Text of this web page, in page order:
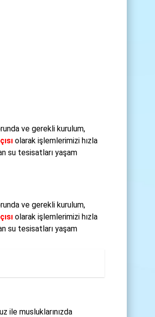
ve gerekli kurulum,
olarak işlemlerimizi hızla
su tesisatları yaşam
ve gerekli kurulum,
olarak işlemlerimizi hızla
su tesisatları yaşam
ile musluklarınızda